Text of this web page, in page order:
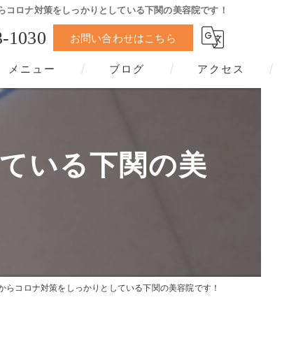
コロナ対策をしっかりとしている下関の美容院です！
1030 お問い合わせはこちら
メニュー ブログ アクセス
いる下関の美
らコロナ対策をしっかりとしている下関の美容院です！